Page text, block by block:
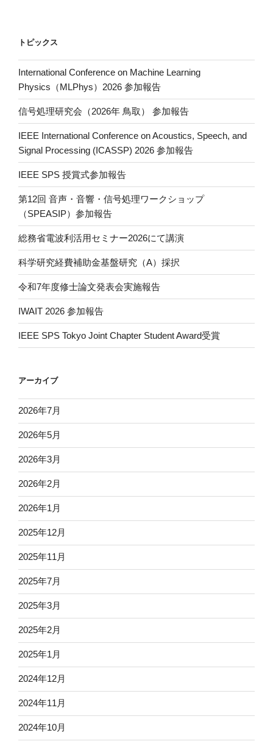
Li
n
k
トピックス
International Conference on Machine Learning
Physics（MLPhys）2026 参加報告
信号処理研究会（2026年 鳥取） 参加報告
IEEE International Conference on Acoustics, Speech, and
Signal Processing (ICASSP) 2026 参加報告
IEEE SPS 授賞式参加報告
第12回 音声・音響・信号処理ワークショップ
（SPEASIP）参加報告
総務省電波利活用セミナー2026にて講演
科学研究経費補助金基盤研究（A）採択
令和7年度修士論文発表会実施報告
IWAIT 2026 参加報告
IEEE SPS Tokyo Joint Chapter Student Award受賞
アーカイブ
2026年7月
2026年5月
2026年3月
2026年2月
2026年1月
2025年12月
2025年11月
2025年7月
2025年3月
2025年2月
2025年1月
2024年12月
2024年11月
2024年10月